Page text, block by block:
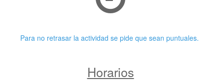
Para no retrasar la actividad se pide que sean puntuales.
Horarios